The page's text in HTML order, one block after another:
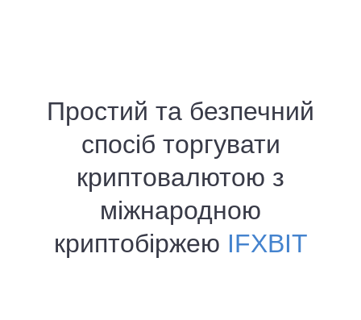
Простий та безпечний
спосіб торгувати
криптовалютою з
міжнародною
криптобіржею IFXBIT